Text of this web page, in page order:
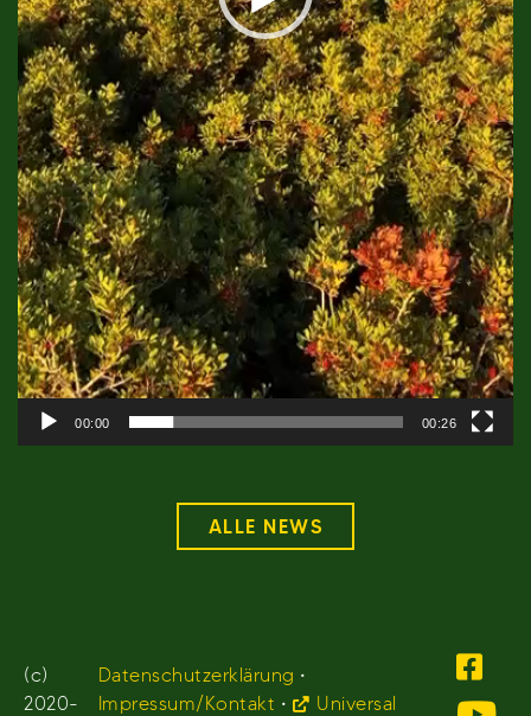
00:00 00:26
ALLE NEWS
(c)
2020-
Datenschutzerklärung •
Impressum/Kontakt • Universal